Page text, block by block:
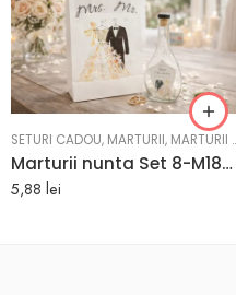
SETURI CADOU, MARTURII, MARTURII NUNTA
Marturii nunta Set 8-M184: Pungi, Sticle 250ml
5,88 lei